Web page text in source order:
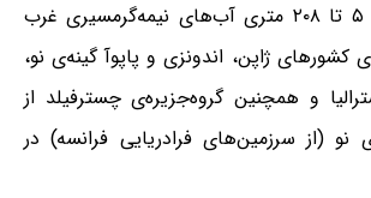
[بازگویی بیشتر: ژرفای ۵ تا ۲۰۸ متری آب‌های نیمه‌گرمسیری غرب
کشورهای ژاپن، اندونزی و پاپوآ گینه‌ی نو،
و همچنین گروه‌جزیره‌ی چسترفیلد از
نو (از سرزمین‌های فرادریایی فرانسه) در